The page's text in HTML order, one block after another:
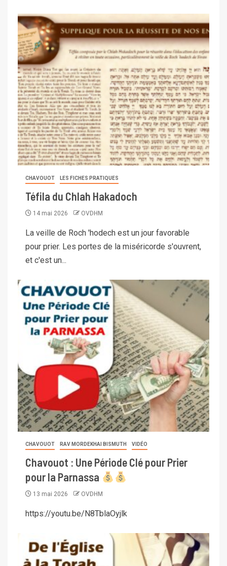
CHAVOUOT LES FICHES PRATIQUES
Téfila du Chlah Hakadoch
14 mai 2026 OVDHM
La veille de Roch 'hodech est un jour favorable
pour prier. Les portes de la miséricorde s'ouvrent,
et c'est un...
CHAVOUOT RAV MORDEKHAI BISMUTH VIDÉO
Chavouot : Une Période Clé pour Prier
pour la Parnassa
13 mai 2026 OVDHM
https://youtu.be/N8TblaOyjlk